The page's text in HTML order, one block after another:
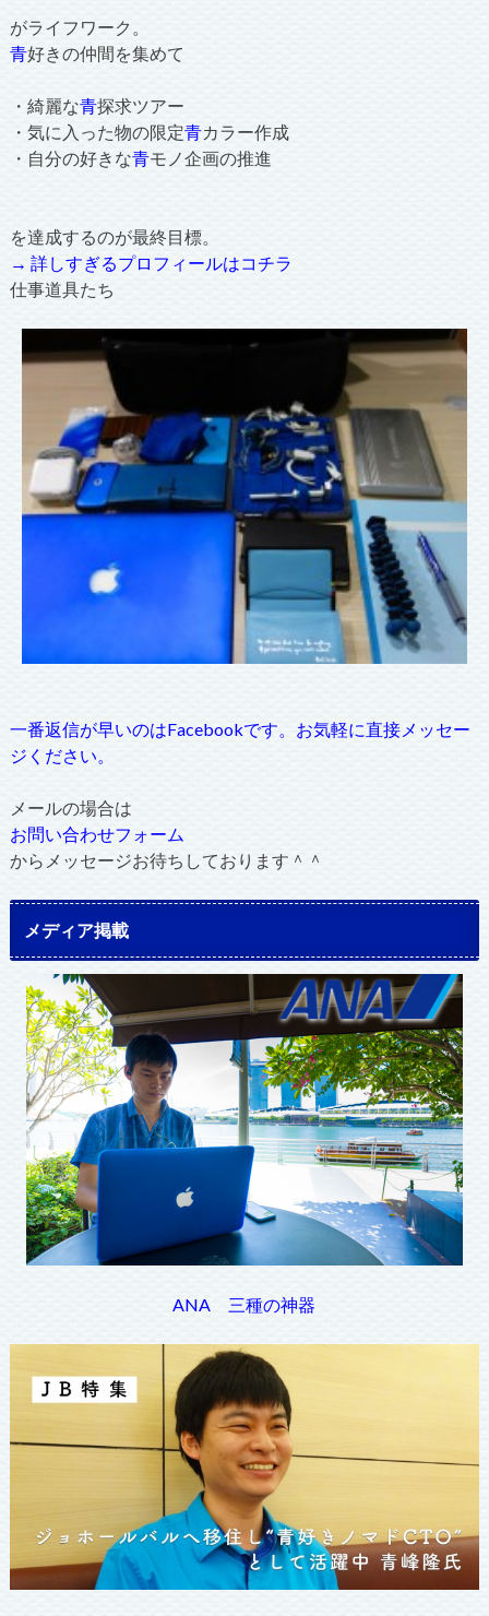
がライフワーク。
青好きの仲間を集めて
・綺麗な青探求ツアー
・気に入った物の限定青カラー作成
・自分の好きな青モノ企画の推進
を達成するのが最終目標。
→ 詳しすぎるプロフィールはコチラ
仕事道具たち
一番返信が早いのはFacebookです。お気軽に直接メッセー
ジください。
メールの場合は
お問い合わせフォーム
からメッセージお待ちしております＾＾
メディア掲載
ANA 三種の神器